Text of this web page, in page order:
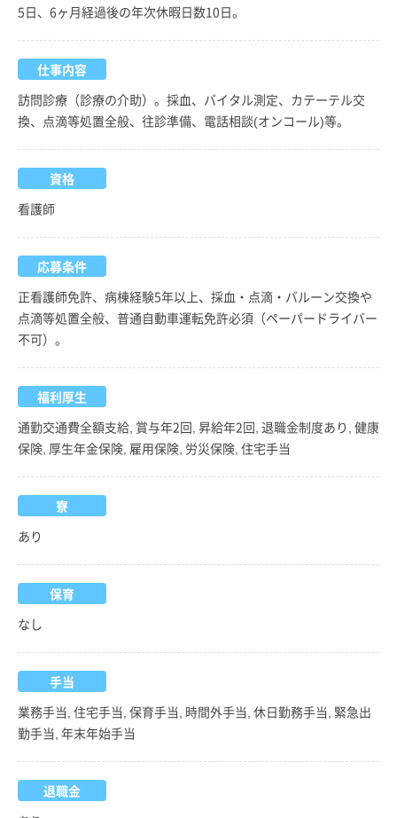
5日、6ヶ月経過後の年次休暇日数10日。
仕事内容
訪問診療（診療の介助）。採血、バイタル測定、カテーテル交
換、点滴等処置全般、往診準備、電話相談(オンコール)等。
資格
看護師
応募条件
正看護師免許、病棟経験5年以上、採血・点滴・バルーン交換や
点滴等処置全般、普通自動車運転免許必須（ペーパードライバー
不可）。
福利厚生
通勤交通費全額支給, 賞与年2回, 昇給年2回, 退職金制度あり, 健康
保険, 厚生年金保険, 雇用保険, 労災保険, 住宅手当
寮
あり
保育
なし
手当
業務手当, 住宅手当, 保育手当, 時間外手当, 休日勤務手当, 緊急出
勤手当, 年末年始手当
退職金